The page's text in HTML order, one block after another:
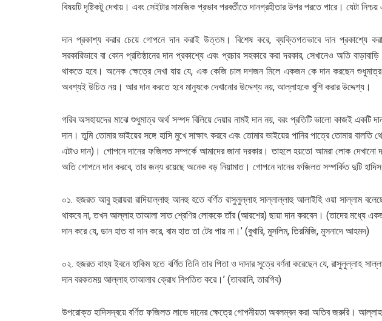
বিষয়টি দৃষ্টিকটু দেখায়। এবং সেইটার সামজিক প্রভাব পরবর্তীতে দানগ্রহীতার উপর পরতে পারে। যেটা
দান প্রকাশ্য করার চেয়ে গোপনে দান করাই উত্তম। বিশেষ করে, ব্যক্তিগতভাবে দান প্রকাশ্যে
সরকারিভাবে বা কোন প্রতিষ্ঠানের দান প্রকাশ্যে এবং প্রচার সহকারে করা দরকার, সেখানেও অতি
থাকতে হবে। অনেক ক্ষেত্রে দেখা যায় যে, এক কেজি চাল দশজন মিলে একজন কে দান করছেন
অবশ্যই উচিত নয়। আর দান করতে হবে মানুষকে দেখানোর উদ্দেশ্য নয়, আল্লাহকে খুশি করার উদ্দেশ্য।
গরিব অসহায়দের মাঝে শুধুমাত্র অর্থ সম্পদ বিলিয়ে দেয়ার নামই দান নয়, বরং প্রতিটি ভালো কাজই
দান। তুমি তোমার ভাইয়ের সঙ্গে হাসি মুখে সাক্ষাৎ করবে এবং তোমার ভাইয়ের পানির পাত্রে তোমার বালতি
এটাও দান)। গোপনে দানের ফজিলত সম্পর্কে আমাদের জানা দরকার। তাহলে হয়তো আমরা লোক দেখানো
অতি গোপনে দান করবে, তার জন্য রয়েছে অনেক বড় নিয়ামাত। গোপনে দানের ফজিলত সম্পর্কিত দুটি
০১. হজরত আবু হুরায়রা রাদিয়াল্লাহু আনহু হতে বর্ণিত রাসুলুল্লাহ সাল্লাল্লাহু আলাইহি ওয়া সাল্লাম
থাকবে না, তখন আল্লাহ তাআলা সাত শ্রেণির লোককে তাঁর (আরশের) ছায়া দান করবেন। (তাদের মধ্যে
দান করে যে, ডান হাত যা দান করে, বাম হাত তা টের পায় না।’ (বুখারি, মুসলিম, তিরমিজি, মুসনাদে আহমদ)
০২. হজরত বাহয ইবনে হাকিম হতে বর্ণিত তিনি তার পিতা ও দাদার সূত্রে বর্ণনা করেছেন যে, রাসুলুল্লাহ
দান বরকতময় আল্লাহ তাআলার ক্রোধ নিপতিত করে।’ (তাবরানি, তারগিব)
উপরোক্ত হাদিসদ্বয়ে বর্ণিত ফজিলত লাভে দানের ক্ষেত্রে গোপনীয়তা অবলম্বন করা অতিব জরুরি।